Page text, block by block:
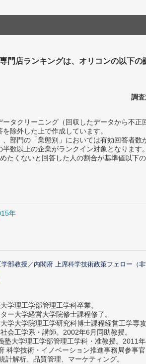
門店ランキングは、オリコンの以下の
調
タクリーニング（回収したデータから不正
除外した上で作成しています。
部門の「業態別」においては有効回答者
数以上の企業がランクイン対象となります。
くないと回答した人の割合が基準値以下
年
部教授／内閣府 上席科学技術政策フェロー（非
学理工学部管理工学科卒業。
ー大学経営大学院修士課程修了。
学大学院理工学研究科博士課程経営工学専
会工学系・講師。2002年6月同助教授。
塾大学理工学部管理工学科・准教授。2011年
科学技術・イノベーション推進事務局参事
計解析、品質管理、マーケティング。